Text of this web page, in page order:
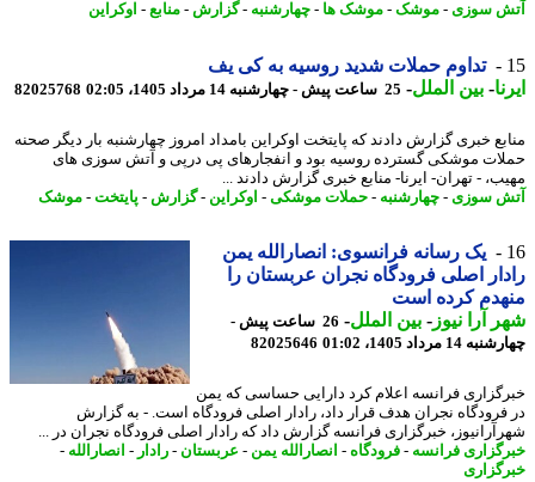
سوزی- موشک-موشک ها- چهارشنبه-گزارش -منابع-اوکراین
​​​​​​​تداوم حملات شدید روسیه به کی یف
-بین الملل-25 ساعت پیش - چهارشنبه 14 مرداد 1405، 02:05 82025768
خبری گزارش دادند که پایتخت اوکراین بامداد امروز چهارشنبه بار دیگر صحنه
موشکی گسترده روسیه بود و انفجارهای پی درپی و آتش سوزی های
- تهران- ایرنا- منابع خبری گزارش دادند ...
سوزی- چهارشنبه-حملات موشکی-اوکراین- گزارش -پایتخت-موشک
یک رسانه فرانسوی: انصارالله یمن
اصلی فرودگاه نجران عربستان را
کرده است
آرا نیوز-بین الملل-
26 ساعت پیش -
مرداد 1405، 01:02
82025646
فرانسه اعلام کرد دارایی حساسی که یمن
نجران هدف قرار داد، رادار اصلی فرودگاه است. - به گزارش
خبرگزاری فرانسه گزارش داد که رادار اصلی فرودگاه نجران در ...
فرانسه
-فرودگاه-انصارالله یمن -عربستان-رادار -انصارالله-